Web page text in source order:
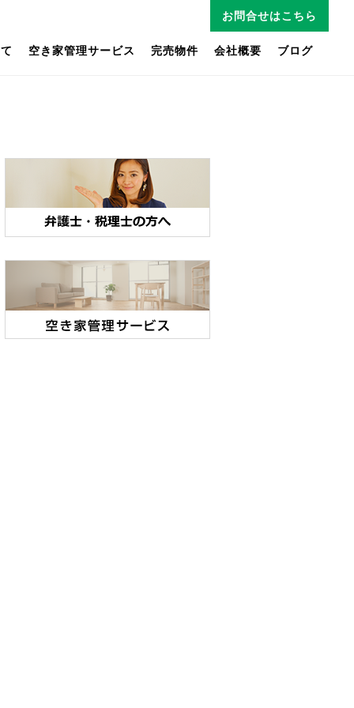
お問合せはこちら
空き家管理サービス 完売物件 会社概要 ブログ